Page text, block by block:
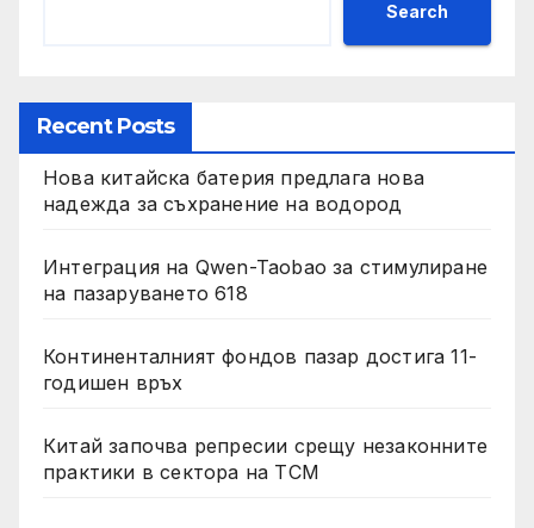
Search
Recent Posts
Нова китайска батерия предлага нова
надежда за съхранение на водород
Интеграция на Qwen-Taobao за стимулиране
на пазаруването 618
Континенталният фондов пазар достига 11-
годишен връх
Китай започва репресии срещу незаконните
практики в сектора на TCM